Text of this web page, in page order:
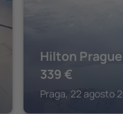
Hilton
339 €
Praga, 22 agosto